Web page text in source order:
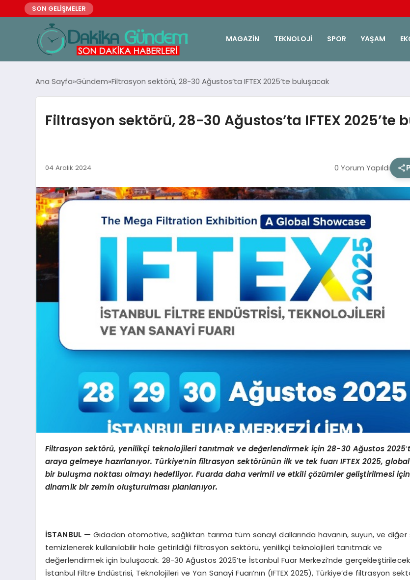
SON GELİŞMELER
MAGAZIN TEKNOLOJI SPOR YAŞAM
Ana Sayfa Gündem Filtrasyon sektörü, 28-30 Ağustos’ta IFTEX 2025’te buluşacak
Filtrasyon sektörü, 28-30 Ağustos’ta IFTEX 2025’te
04 Aralık 2024 0 Yorum Yapıldı
Filtrasyon sektörü, yenilikçi teknolojileri tanıtmak ve değerlendirmek için 28-30 Ağustos2025’
araya gelmeye hazırlanıyor. Türkiye’nin filtrasyon sektörünün ilk ve tek fuarıIFTEX2025,
bir buluşma noktası olmayı hedefliyor. Fuarda daha verimli ve etkili çözümler geliştirilmesi için
dinamik bir zemin oluşturulması planlanıyor.
İSTANBUL — Gıdadan otomotive, sağlıktan tarıma tüm sanayi dallarında havanın, suyun, ve diğer
temizlenerek kullanılabilir hale getirildiği filtrasyon sektörü, yenilikçi teknolojileri tanıtmak ve
değerlendirmek için buluşacak. 28-30 Ağustos 2025’te İstanbul Fuar Merkezi’nde gerçekleştirilecek
İstanbul Filtre Endüstrisi, Teknolojileri ve Yan Sanayi Fuarı’nın (IFTEX 2025), Türkiye’de filtrasyon